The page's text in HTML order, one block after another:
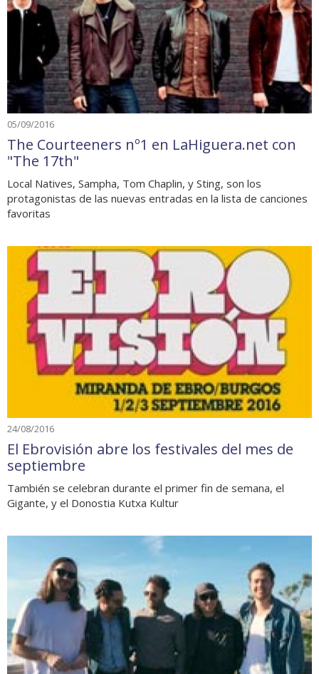
05/09/2016
The Courteeners nº1 en LaHiguera.net con
"The 17th"
Local Natives, Sampha, Tom Chaplin, y Sting, son los
protagonistas de las nuevas entradas en la lista de canciones
favoritas
24/08/2016
El Ebrovisión abre los festivales del mes de
septiembre
También se celebran durante el primer fin de semana, el
Gigante, y el Donostia Kutxa Kultur